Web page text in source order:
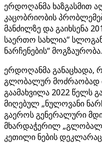
ერდოღანმა ხაზგასმით
კაცობრიობის
მანძილზე და გაიხსენა
საერთო სახლია“
ნარჩენების“ მოგზაურობა.
ერდოღანმა განაცხადა,
გლობალურ მოძრაობად
გაამახვილა 2022 წელს
მიღებულ „ნულოვანი
გაეროს გენერალური
მხარდაჭერილ
კეთილი ნების